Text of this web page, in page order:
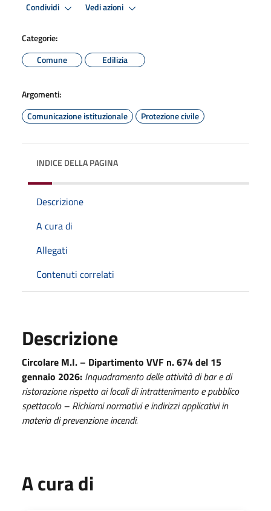
Condividi Vedi azioni
Categorie:
Comune
Edilizia
Argomenti:
Comunicazione istituzionale
Protezione civile
INDICE DELLA PAGINA
Descrizione
A cura di
Allegati
Contenuti correlati
Descrizione
Circolare M.I. – Dipartimento VVF n. 674 del 15
gennaio 2026: Inquadramento delle attività di bar e di
ristorazione rispetto ai locali di intrattenimento e pubblico
spettacolo – Richiami normativi e indirizzi applicativi in
materia di prevenzione incendi.
A cura di